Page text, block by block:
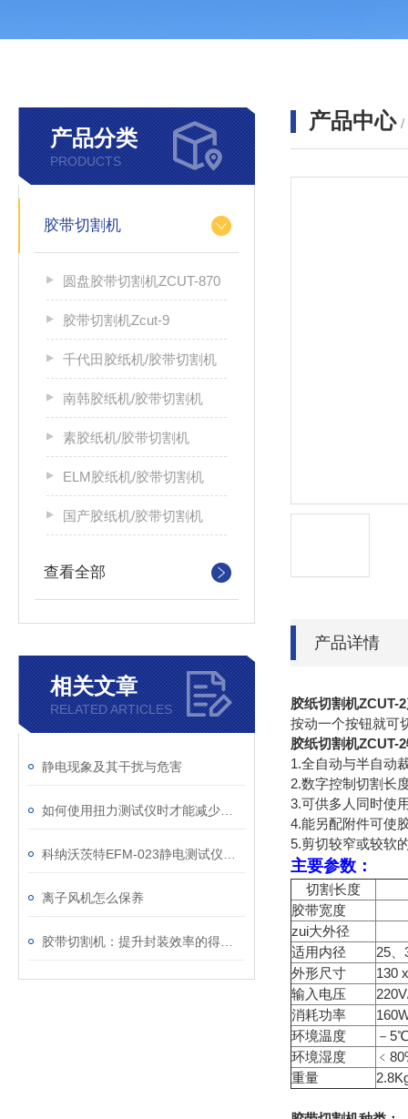
产品分类
PRODUCTS
胶带切割机
圆盘胶带切割机ZCUT-870
胶带切割机Zcut-9
千代田胶纸机/胶带切割机
南韩胶纸机/胶带切割机
素胶纸机/胶带切割机
ELM胶纸机/胶带切割机
国产胶纸机/胶带切割机
查看全部
相关文章
RELATED ARTICLES
静电现象及其干扰与危害
离子风机怎么保养
产品中心 /
产品详情
胶纸切割机ZCUT-
按动一个按钮就可
胶纸切割机ZCUT-
1.全自动与半自动
2.数字控制切割长
3.可供多人同时使
4.能另配附件可使
5.剪切较窄或较软
主要参数：
切割长度
胶带宽度
zui大外径
适用内径
25、
外形尺寸
130
输入电压
消耗功率
环境温度
－
环境湿度
重量